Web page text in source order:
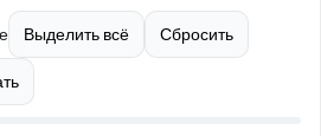
получился сочным. Печеная
сладковатый привкус и делает
сыр придает бургеру
Для приготовления
Выделить всё Сбросить